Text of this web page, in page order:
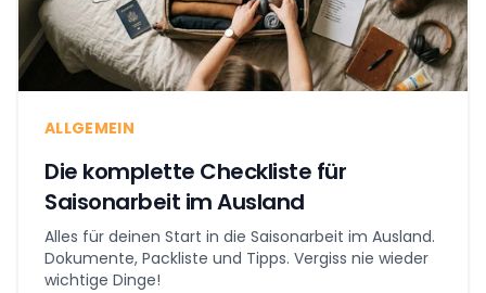
ALLGEMEIN
Die komplette Checkliste für
Saisonarbeit im Ausland
Alles für deinen Start in die Saisonarbeit im Ausland.
Dokumente, Packliste und Tipps. Vergiss nie wieder
wichtige Dinge!